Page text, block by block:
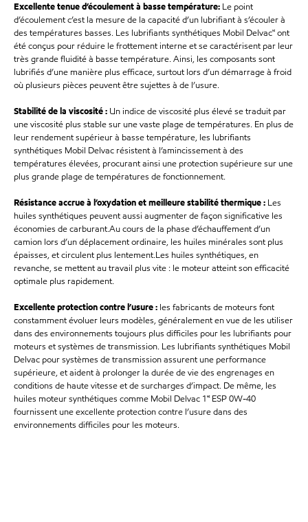
Excellente tenue d’écoulement à bassetempérature: Le point
d’écoulement c’est la mesure de la capacité d’un lubrifiant à s’écouler à
des températures basses. Les lubrifiants synthétiques Mobil Delvac🅪ont
été conçus pour réduire le frottement interne et se caractérisent par leur
très grande fluidité à basse température. Ainsi, les composants sont
lubrifiés d’une manière plus efficace, surtout lors d’un démarrage à froid
où plusieurs pièces peuvent être sujettes à de l’usure.
Stabilité de la viscosité : Un indice de viscosité plus élevé se traduit par
une viscosité plus stable sur une vaste plage de températures. En plus de
leur rendement supérieur à basse température, les lubrifiants
synthétiques Mobil Delvac résistent à l’amincissement à des
températures élevées, procurant ainsi une protection supérieure sur une
plus grande plage de températures de fonctionnement.
Résistance accrue à l’oxydation et meilleure stabilité thermique : Les
huiles synthétiques peuvent aussi augmenter de façon significative les
économies de carburant.Au cours de la phase d’échauffement d’un
camion lors d’un déplacement ordinaire, les huiles minérales sont plus
épaisses, et circulent plus lentement.Les huiles synthétiques, en
revanche, se mettent au travail plus vite : le moteur atteint son efficacité
optimale plus rapidement.
Excellente protection contre l’usure : les fabricants de moteurs font
constamment évoluer leurs modèles, généralement en vue de les utiliser
dans des environnements toujours plus difficiles pour les lubrifiants pour
moteurs et systèmes de transmission. Les lubrifiants synthétiques Mobil
Delvac pour systèmes de transmission assurent une performance
supérieure, et aident à prolonger la durée de vie des engrenages en
conditions de haute vitesse et de surcharges d’impact. De même, les
huiles moteur synthétiques comme Mobil Delvac 1🅪 ESP 0W-40
fournissent une excellente protection contre l’usure dans des
environnements difficiles pour les moteurs.